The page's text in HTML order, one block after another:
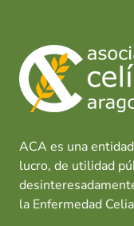
ACA es una
lucro, de utilidad
la Enfermedad